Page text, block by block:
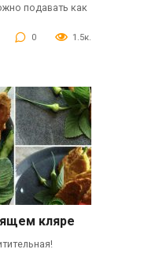
подавать как
0 1.5к.
кляре